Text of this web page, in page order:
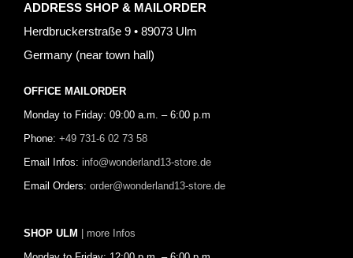
ADDRESS SHOP & MAILORDER
Herdbruckerstraße 9 • 89073 Ulm
Germany (near town hall)
OFFICE MAILORDER
Monday to Friday: 09:00 a.m. – 6:00 p.m
Phone: +49 731-6 02 73 58
Email Infos: info@wonderland13-store.de
Email Orders: order@wonderland13-store.de
SHOP ULM | more Infos